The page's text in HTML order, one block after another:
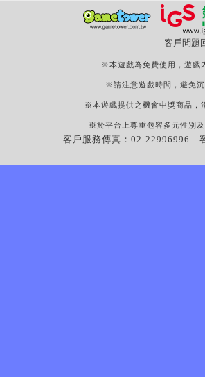
客戶問題
※本遊戲為免費使用，遊戲
※請注意遊戲時間，避免
※本遊戲提供之機會中獎商品，
※於平台上尊重包容多元性別
客戶服務傳真：02-22996996